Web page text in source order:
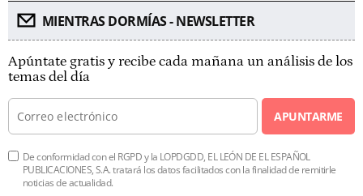
MIENTRAS DORMÍAS - NEWSLETTER
Apúntate gratis y recibe cada mañana un análisis de los
temas del día
APUNTARME
De conformidad con el RGPD y la LOPDGDD, EL LEÓN DE EL ESPAÑOL
PUBLICACIONES, S.A. tratará los datos facilitados con la finalidad de remitirle
noticias de actualidad.